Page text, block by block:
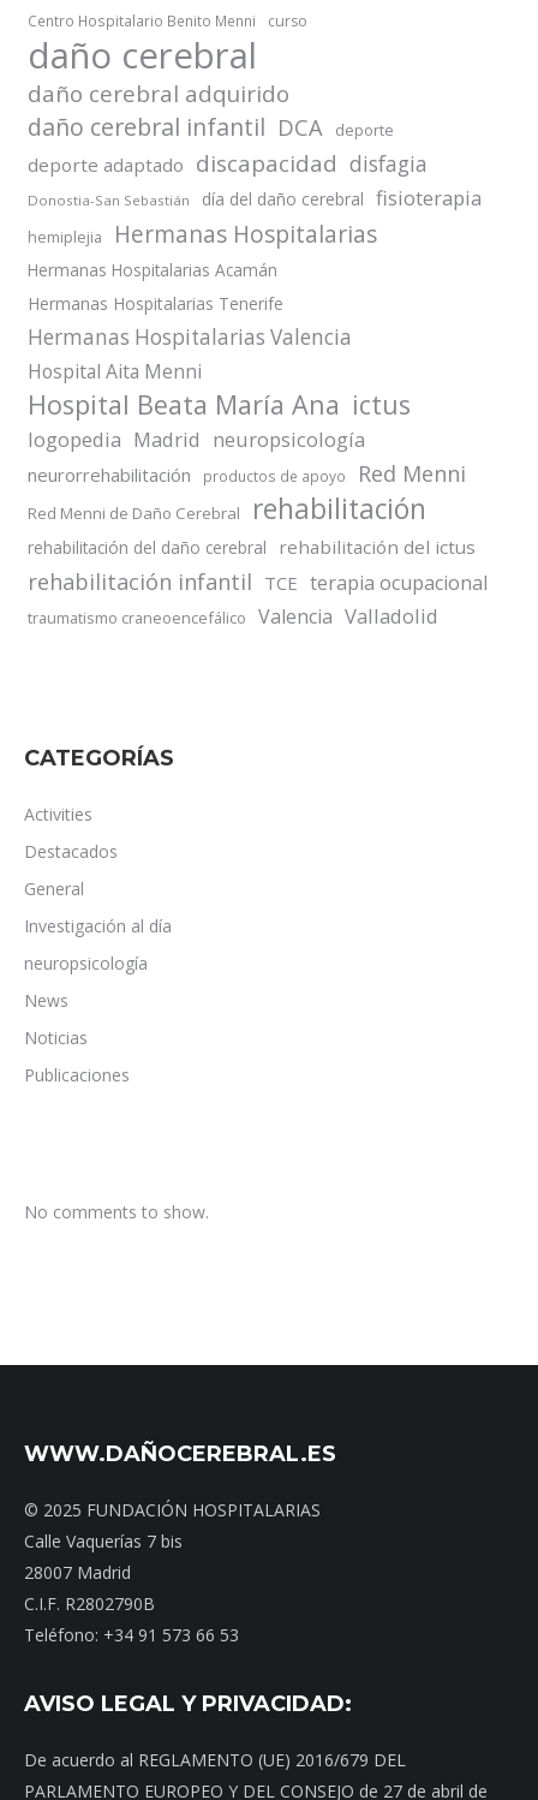
Centro Hospitalario Benito Menni curso
daño cerebral
daño cerebral adquirido
daño cerebral infantil DCA deporte
deporte adaptado discapacidad disfagia
Donostia-San Sebastián día del daño cerebral fisioterapia
hemiplejia Hermanas Hospitalarias
Hermanas Hospitalarias Acamán
Hermanas Hospitalarias Tenerife
Hermanas Hospitalarias Valencia
Hospital Aita Menni
Hospital Beata María Ana ictus
logopedia Madrid neuropsicología
neurorrehabilitación productos de apoyo Red Menni
Red Menni de Daño Cerebral rehabilitación
rehabilitación del daño cerebral rehabilitación del ictus
rehabilitación infantil TCE terapia ocupacional
traumatismo craneoencefálico Valencia Valladolid
CATEGORÍAS
Activities
Destacados
General
Investigación al día
neuropsicología
News
Noticias
Publicaciones
No comments to show.
WWW.DAÑOCEREBRAL.ES
© 2025 FUNDACIÓN HOSPITALARIAS
Calle Vaquerías 7 bis
28007 Madrid
C.I.F. R2802790B
Teléfono: +34 91 573 66 53
AVISO LEGAL Y PRIVACIDAD:
De acuerdo al REGLAMENTO (UE) 2016/679 DEL
PARLAMENTO EUROPEO Y DEL CONSEJO de 27 de abril de